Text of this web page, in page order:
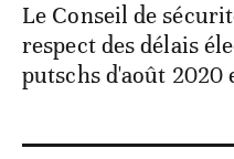
Le Conseil de
respect des délais
putschs d'août 2020